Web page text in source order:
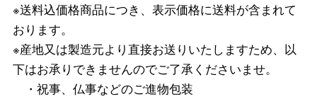
※送料込価格商品につき、表示価格に送料が含まれて
おります。
※産地又は製造元より直接お送りいたしますため、以
下はお承りできませんのでご了承くださいませ。
・祝事、仏事などのご進物包装